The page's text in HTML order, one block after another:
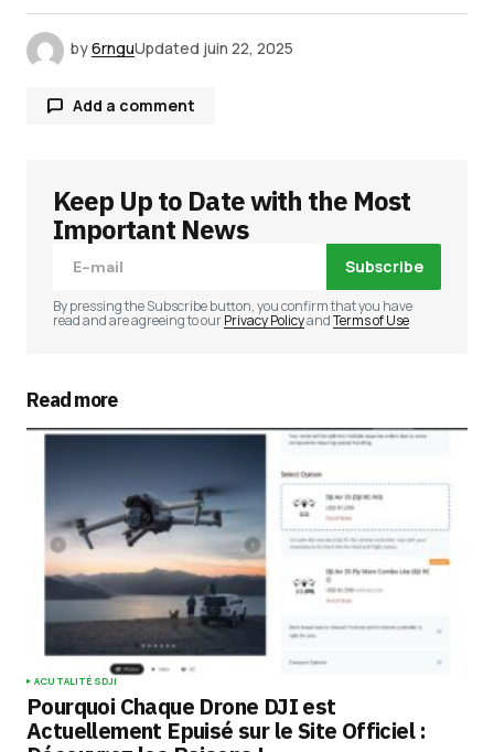
by6rnguUpdated juin 22, 2025
Add a comment
Votre adresse e-mail ne sera pas publiée.Les
champs obligatoires sont indiqués avec
Your E-mail
Enregistrer mon nom, mon e-mail et mon
site dans le navigateur pour mon prochain
commentaire.
Submit Comment
Keep Up to Date with the Most
Important News
Subscribe
By pressing the Subscribe button, you confirm that you have
read and are agreeing to ourPrivacy PolicyandTerms of Use
Read more
ACUTALITÉSDJI
Pourquoi Chaque Drone DJI est
Actuellement Epuisé sur le Site Officiel :